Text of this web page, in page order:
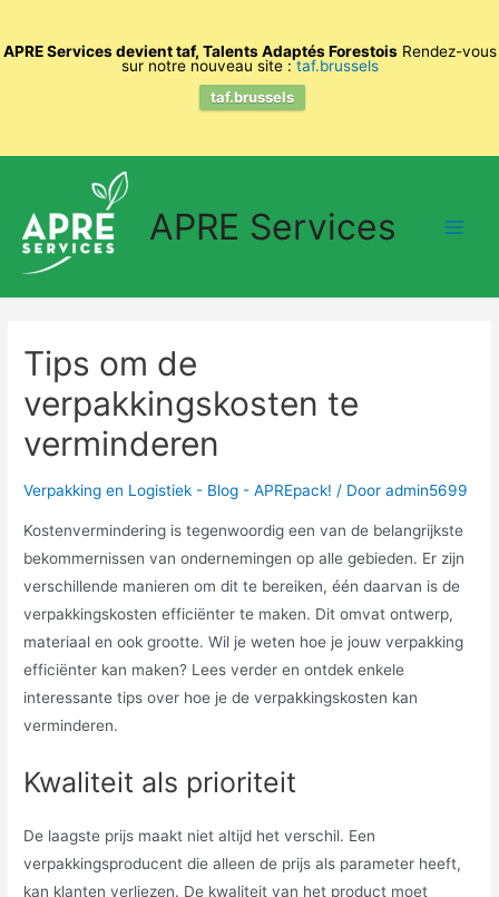
APRE Services devient taf, Talents Adaptés ForestoisRendez-vous
sur notre nouveau site :taf.brussels
taf.brussels
inhoud
APRE Services
Tips om de
verpakkingskosten te
verminderen
Verpakking en Logistiek - Blog - APREpack! / Dooradmin5699
Kostenvermindering is tegenwoordig een van de belangrijkste
bekommernissen van ondernemingen op alle gebieden. Er zijn
verschillende manieren om dit te bereiken, één daarvan is de
verpakkingskosten efficiënter te maken. Dit omvat ontwerp,
materiaal en ook grootte. Wil je weten hoe je jouw verpakking
efficiënter kan maken? Lees verder en ontdek enkele
interessante tips over hoe je de verpakkingskosten kan
verminderen.
Kwaliteit als prioriteit
De laagste prijs maakt niet altijd het verschil. Een
verpakkingsproducent die alleen de prijs als parameter heeft,
kan klanten verliezen. De kwaliteit van het product moet